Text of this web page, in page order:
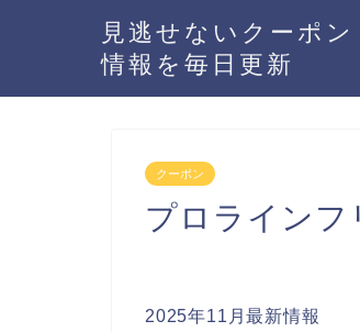
見逃せないクーポン
情報を毎日更新
クーポン
プロラインフ
2025年11月最新情報